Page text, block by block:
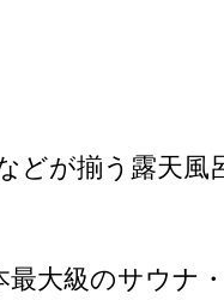
が揃う露天風
大級のサウナ